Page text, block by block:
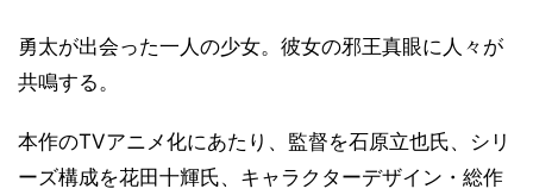
勇太が出会った一人の少女。彼女の邪王真眼に人々が
共鳴する。
本作のTVアニメ化にあたり、監督を石原立也氏、シリ
ーズ構成を花田十輝氏、キャラクターデザイン・総作